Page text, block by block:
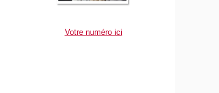
Votre numéro ici